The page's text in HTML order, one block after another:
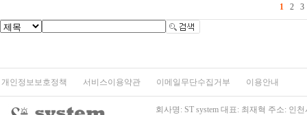
1 2 3
개인정보보호정책 서비스이용약관 이메일무단수집거부 이용안내
회사명: ST system 대표: 최재혁 주소: 인